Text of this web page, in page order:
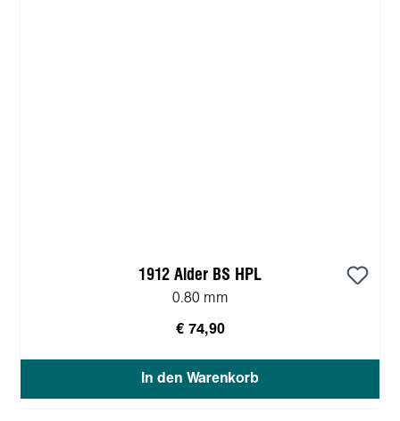
1912 Alder BS HPL
0.80 mm
€ 74,90
In den Warenkorb